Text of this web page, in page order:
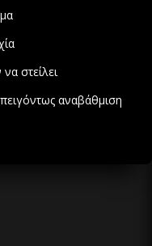
στείλει
αναβάθμιση